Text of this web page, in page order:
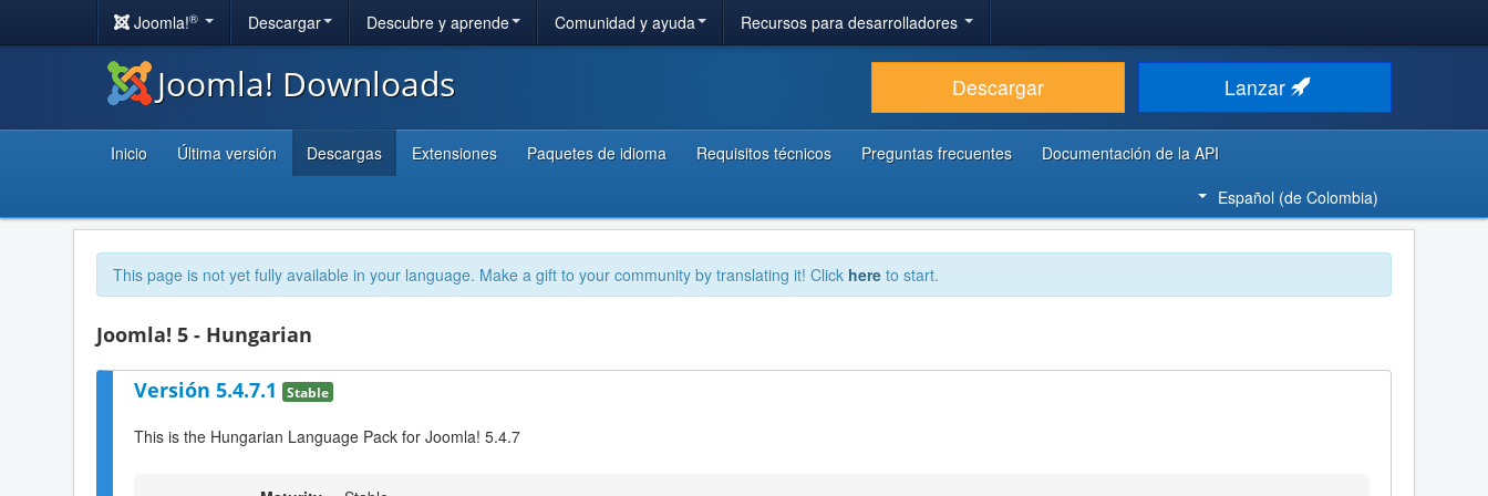
Joomla!® Descargar Descubre y aprende Comunidad y ayuda Recursos para desarrolladores
Joomla! Downloads Descargar Lanzar
Inicio Última versión Descargas Extensiones Paquetes de idioma Requisitos técnicos Preguntas frecuentes
Documentación de la API
Español (de Colombia)
This page is not yet fully available in your language. Make a gift to your community by translating it! Click here to start.
Joomla! 5 - Hungarian
Versión 5.4.7.1 Stable
This is the Hungarian Language Pack for Joomla! 5.4.7